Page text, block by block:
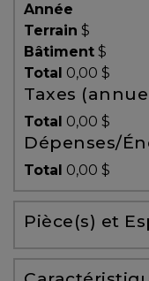
Blogue
ACHAT
Alerte
immobilière
Avec
un
courtier
Année
Terrain $
Bâtiment $
Total 0,00 $
Taxes
Total 0,00 $
Dépenses/
Total 0,00 $
Pièce(s) et